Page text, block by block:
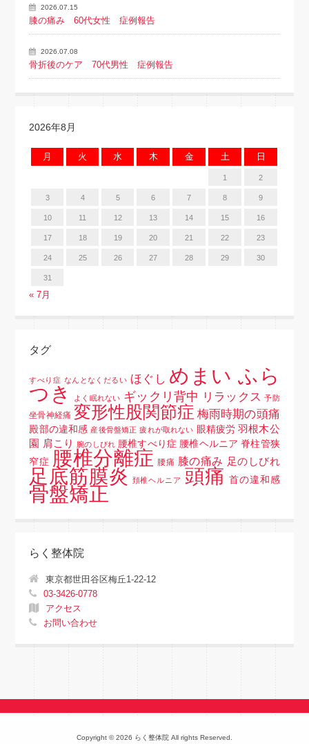
2026.07.15
膝の痛み 60代女性 症例報告
2026.07.08
骨折後のケア 70代男性 症例報告
2026年8月
月 火 水 木 金 土 日
1 2
3 4 5 6 7 8 9
10 11 12 13 14 15 16
17 18 19 20 21 22 23
24 25 26 27 28 29 30
31
« 7月
タグ
すべり症 なんとなくだるい ほぐし めまい ふら
つき
よく眠れない ギックリ背中 リラックス 予防
坐骨神経痛 変形性股関節症 梅雨時期の頭痛
殿部の違和感 産後骨盤矯正 疲れが取れない 眼精疲労 羽根木公
園 肩こり 腕のしびれ 腰椎すべり症 腰椎ヘルニア 脊柱管狭
窄症 腰椎分離症 腰痛 膝の痛み 足のしびれ
足底筋膜炎 頚椎ヘルニア 頭痛 首の違和感
骨盤矯正
らく整体院
東京都世田谷区梅丘1-22-12
03-3426-0778
アクセス
お問い合わせ
Copyright © 2026 らく整体院 All rights Reserved.